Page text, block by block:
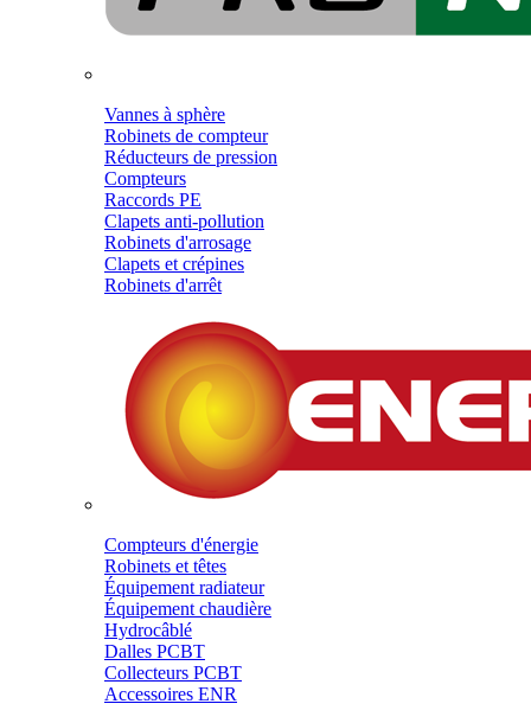
Vannes à sphère
Robinets de compteur
Réducteurs de pression
Compteurs
Raccords PE
Clapets anti-pollution
Robinets d'arrosage
Clapets et crépines
Robinets d'arrêt
Compteurs d'énergie
Robinets et têtes
Équipement radiateur
Équipement chaudière
Hydrocâblé
Dalles PCBT
Collecteurs PCBT
Accessoires ENR